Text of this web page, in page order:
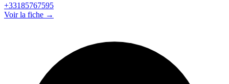
+33185767595
Voir la fiche →